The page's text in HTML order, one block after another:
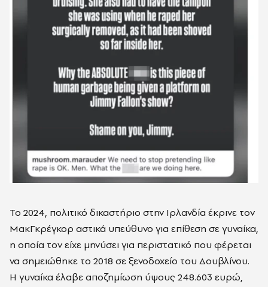
Το 2024, πολιτικό δικαστήριο στην Ιρλανδία έκρινε τον
ΜακΓκρέγκορ αστικά υπεύθυνο για επίθεση σε γυναίκα,
η οποία τον είχε μηνύσει για περιστατικό που φέρεται
να σημειώθηκε το 2018 σε ξενοδοχείο του Δουβλίνου.
Η γυναίκα έλαβε αποζημίωση ύψους 248.603 ευρώ,